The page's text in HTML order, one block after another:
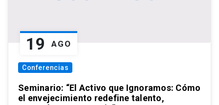
19 AGO
Conferencias
Seminario: “El Activo que Ignoramos: Cómo
el envejecimiento redefine talento,